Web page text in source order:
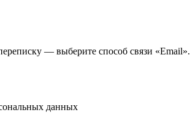
— выберите способ связи «Email».
данных